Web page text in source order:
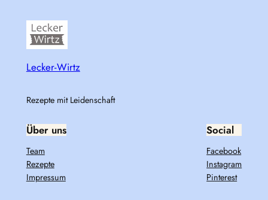
Lecker-Wirtz
Rezepte mit Leidenschaft
Über uns
Team
Rezepte
Impressum
Social
Facebook
Instagram
Pinterest